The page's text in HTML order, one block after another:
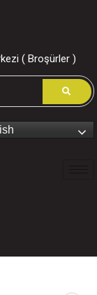
( Broşürler )